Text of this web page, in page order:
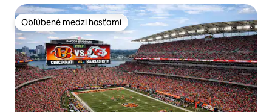
Obľúbené medzi hosťami
Obľúbené medzi hosťami